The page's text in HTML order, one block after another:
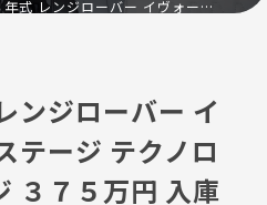
２０１３年式 レンジローバー イヴォーク プレステージ テクノロジーパッケージ ３７５万円 入庫情報！12月１５日
ンジローバー イ
テージ テクノロ
３７５万円 入庫